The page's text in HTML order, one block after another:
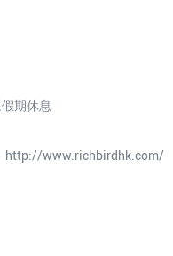
期休息
http://www.richbirdhk.com/